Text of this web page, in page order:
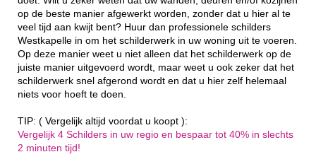
op de beste manier afgewerkt worden, zonder dat u hier al te
veel tijd aan kwijt bent? Huur dan professionele schilders
Westkapelle in om het schilderwerk in uw woning uit te voeren.
Op deze manier weet u niet alleen dat het schilderwerk op de
juiste manier uitgevoerd wordt, maar weet u ook zeker dat het
schilderwerk snel afgerond wordt en dat u hier zelf helemaal
niets voor hoeft te doen.
TIP: ( Vergelijk altijd voordat u koopt ):
Vergelijk 4 Schilders in uw regio en bespaar tot 40% in slechts
2 minuten tijd!